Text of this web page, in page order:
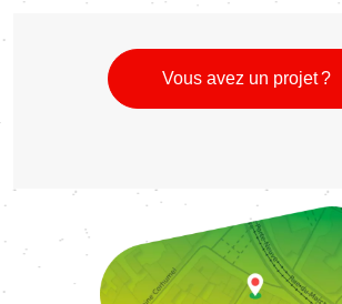
Vous avez un projet ?